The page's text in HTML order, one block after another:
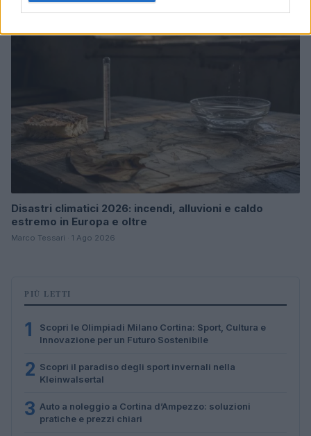
NEWS
Disastri climatici 2026: incendi, alluvioni e caldo
estremo in Europa e oltre
Marco Tessari · 1 Ago 2026
PIÙ LETTI
1
Scopri le Olimpiadi Milano Cortina: Sport, Cultura e
Innovazione per un Futuro Sostenibile
2 Scopri il paradiso degli sport invernali nella
Kleinwalsertal
3 Auto a noleggio a Cortina d’Ampezzo: soluzioni
pratiche e prezzi chiari